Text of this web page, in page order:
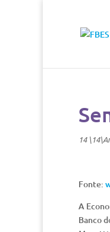
14
Fonte:
A
Banco